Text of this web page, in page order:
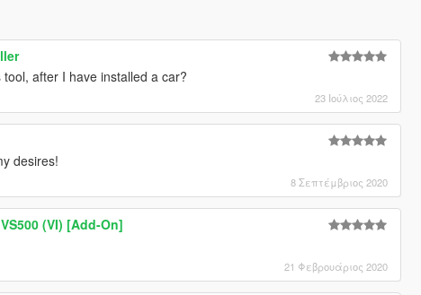
after I have installed a car?
23 Ιούλιος 2022
desires!
8 Σεπτέμβριος 2020
(VI) [Add-On]
21 Φεβρουάριος 2020